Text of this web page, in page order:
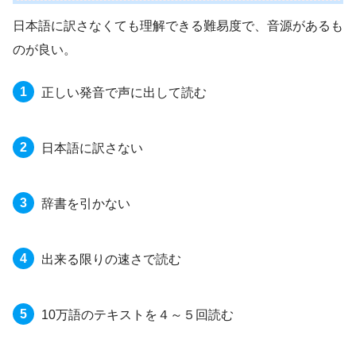
日本語に訳さなくても理解できる難易度で、音源があるも
のが良い。
正しい発音で声に出して読む
日本語に訳さない
辞書を引かない
出来る限りの速さで読む
10万語のテキストを４～５回読む